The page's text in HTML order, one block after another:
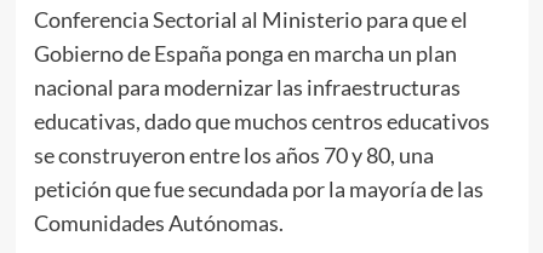
Conferencia Sectorial al Ministerio para que el
Gobierno de España ponga en marcha un plan
nacional para modernizar las infraestructuras
educativas, dado que muchos centros educativos
se construyeron entre los años 70 y 80, una
petición que fue secundada por la mayoría de las
Comunidades Autónomas.